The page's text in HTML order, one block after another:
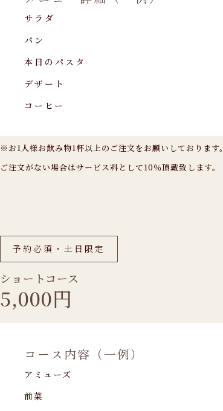
サラダ
パン
本日のパスタ
デザート
コーヒー
※お1人様お飲み物1杯以上のご注文をお願いしております。
ご注文がない場合はサービス料として10％頂戴致します。
予約必須・土日限定
ショートコース
5,000円
コース内容（一例）
アミューズ
前菜